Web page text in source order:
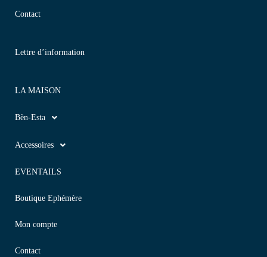
Contact
Lettre d’information
LA MAISON
Bèn-Esta
Accessoires
EVENTAILS
Boutique Ephémère
Mon compte
Contact